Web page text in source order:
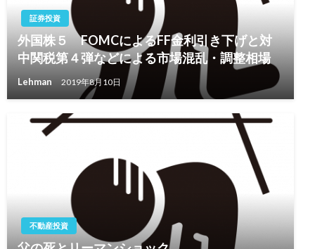
証券投資
外国株５ FOMCによるFF金利引き下げと対
中関税第４弾などによる市場混乱・調整相場
Lehman 2019年8月10日
不動産投資